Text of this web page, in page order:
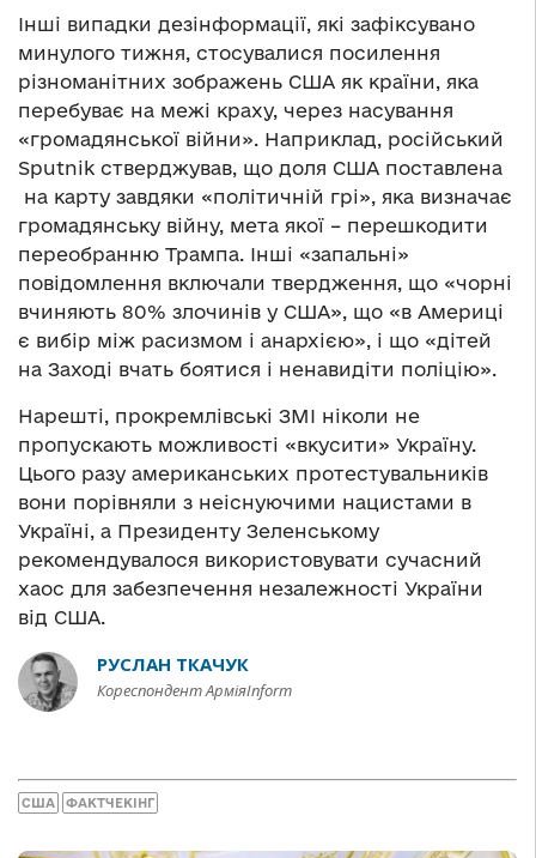
Інші випадки дезінформації, які зафіксувано
минулого тижня, стосувалися посилення
різноманітних зображень США як країни, яка
перебуває на межі краху, через насування
«громадянської війни». Наприклад, російський
Sputnik стверджував, що доля США поставлена
на карту завдяки «політичній грі», яка визначає
громадянську війну, мета якої – перешкодити
переобранню Трампа. Інші «запальні»
повідомлення включали твердження, що «чорні
вчиняють 80% злочинів у США», що «в Америці
є вибір між расизмом і анархією», і що «дітей
на Заході вчать боятися і ненавидіти поліцію».
Нарешті, прокремлівські ЗМІ ніколи не
пропускають можливості «вкусити» Україну.
Цього разу американських протестувальників
вони порівняли з неіснуючими нацистами в
Україні, а Президенту Зеленському
рекомендувалося використовувати сучасний
хаос для забезпечення незалежності України
від США.
РУСЛАН ТКАЧУК
Кореспондент АрміяInform
США ФАКТЧЕКІНГ